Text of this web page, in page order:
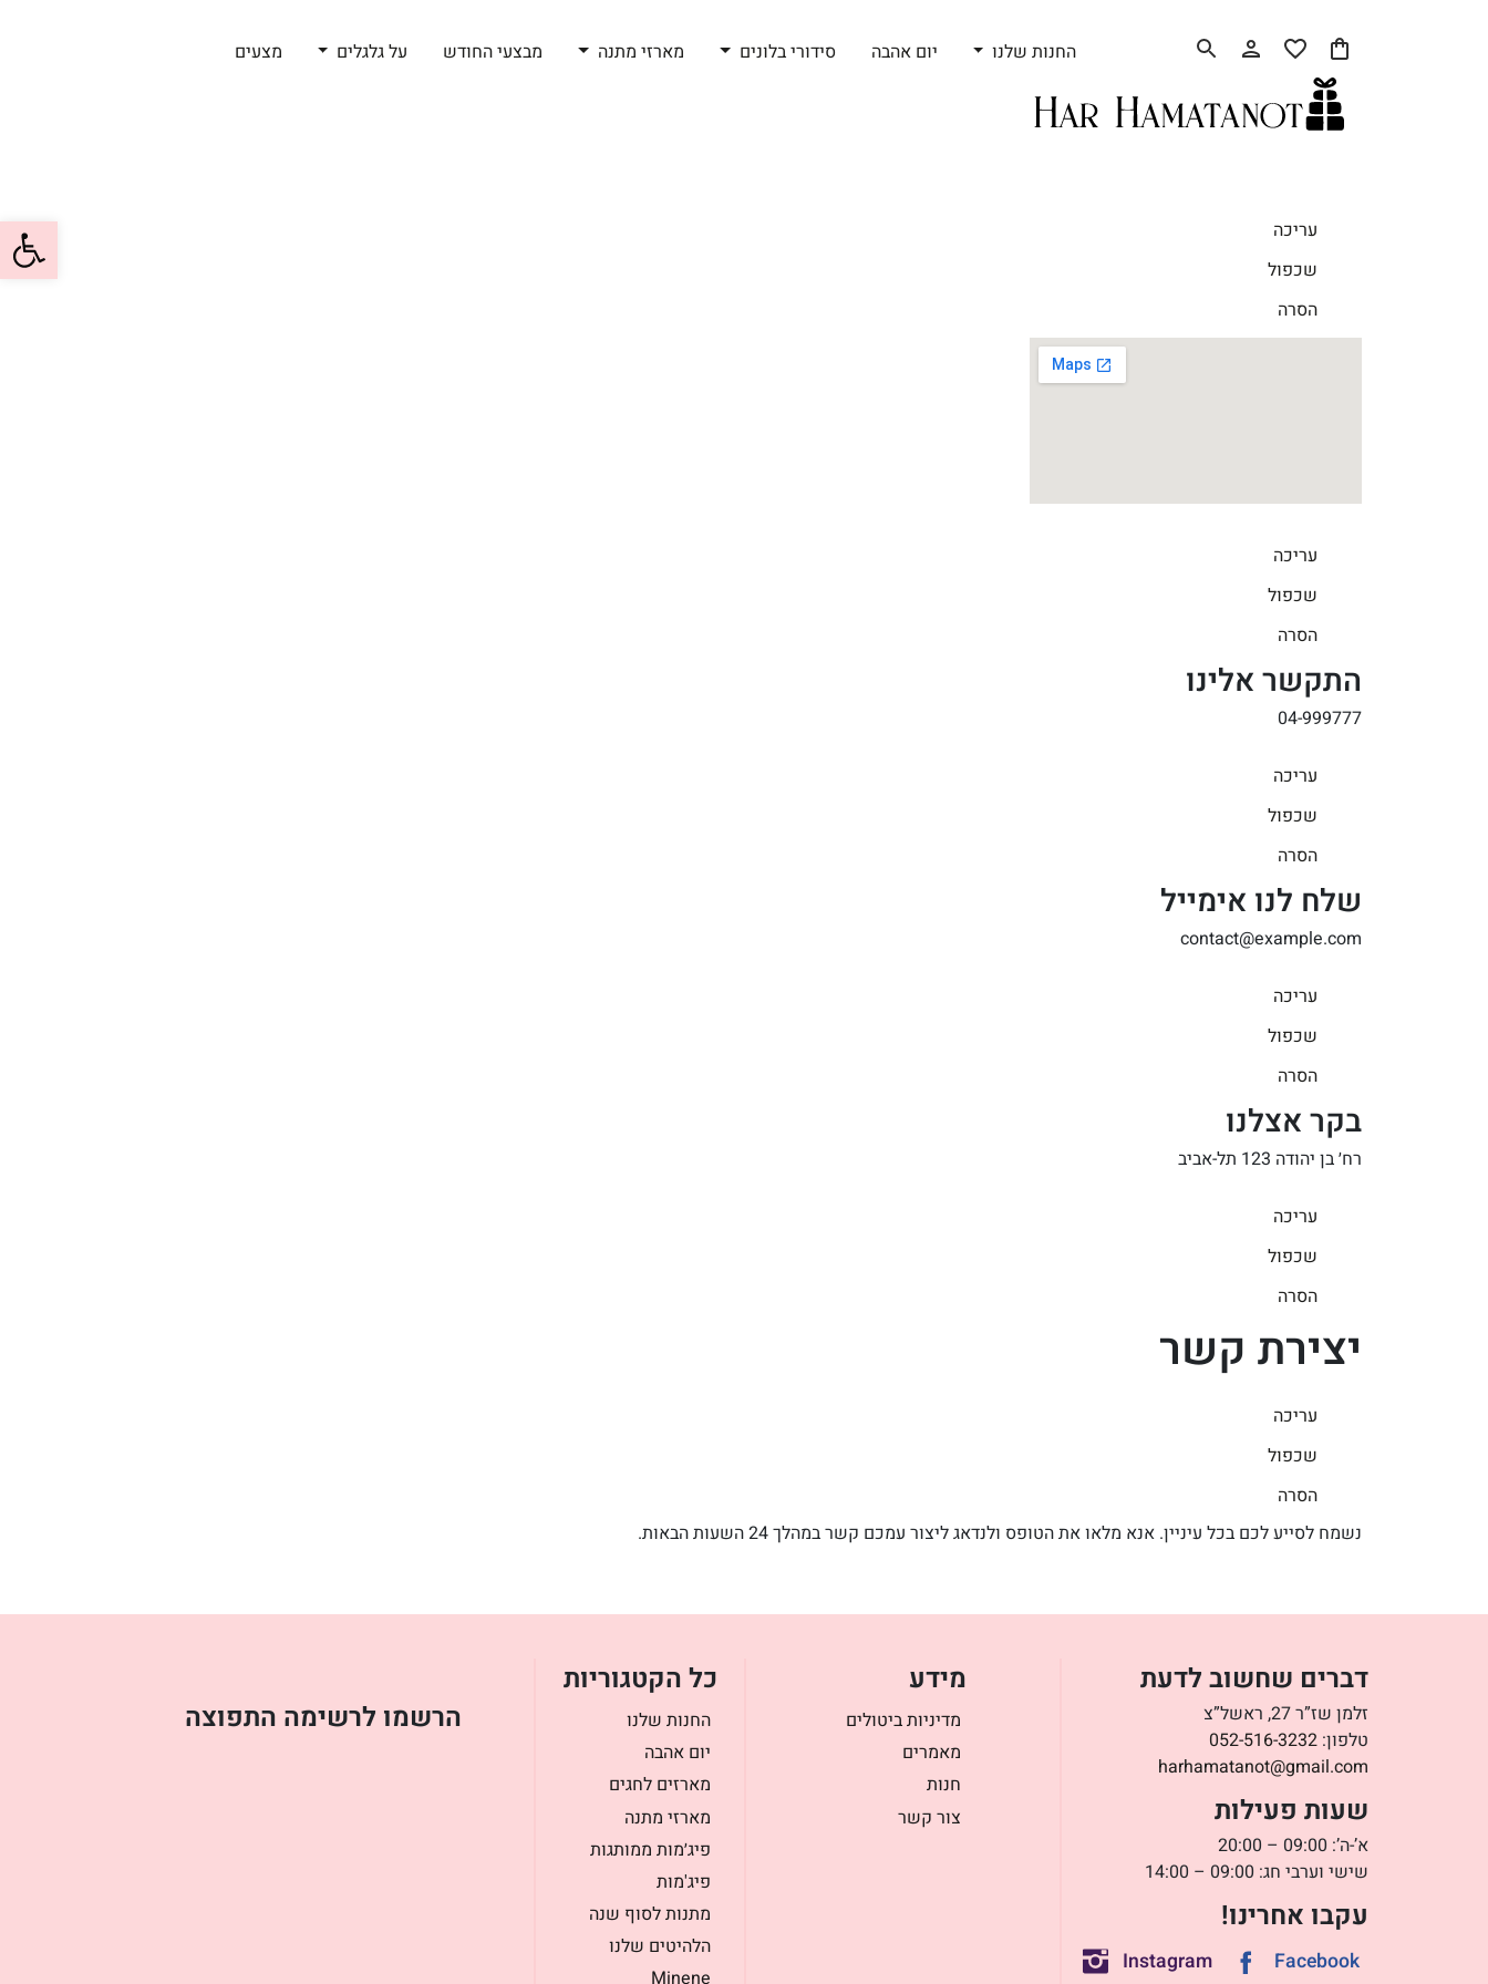
פתח
החנות שלנו יום אהבה סידורי בלונים מארזי מתנה מבצעי החודש על גלגלים מצעים
עריכה
שכפול
הסרה
עריכה
שכפול
הסרה
התקשר אלינו
04-999777
עריכה
שכפול
הסרה
שלח לנו אימייל
contact@example.com
עריכה
שכפול
הסרה
בקר אצלנו
רח׳ בן יהודה 123 תל-אביב
עריכה
שכפול
הסרה
יצירת קשר
עריכה
שכפול
הסרה
נשמח לסייע לכם בכל עיניין. אנא מלאו את הטופס ולנדאג ליצור עמכם קשר במהלך 24 השעות הבאות.
דברים שחשוב לדעת
זלמן שז”ר 27, ראשל”צ
טלפון: 052-516-3232
harhamatanot@gmail.com
שעות פעילות
א’-ה’: 09:00 – 20:00
שישי וערבי חג: 09:00 – 14:00
עקבו אחרינו!
Facebook
Instagram
מידע
מדיניות ביטולים
מאמרים
חנות
צור קשר
כל הקטגוריות
החנות שלנו
יום אהבה
מארזים לחגים
מארזי מתנה
פיג׳מות ממותגות
פיג'מות
מתנות לסוף שנה
הלהיטים שלנו
הרשמו לרשימה התפוצה